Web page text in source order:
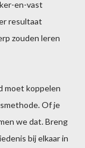
en-vast
resultaat
zouden leren
moet koppelen
Of je
we dat. Breng
bij elkaar in